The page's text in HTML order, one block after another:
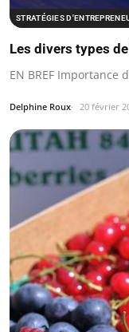
STRATÉGIES
Les divers types
EN BREF
Delphine Roux 20 février